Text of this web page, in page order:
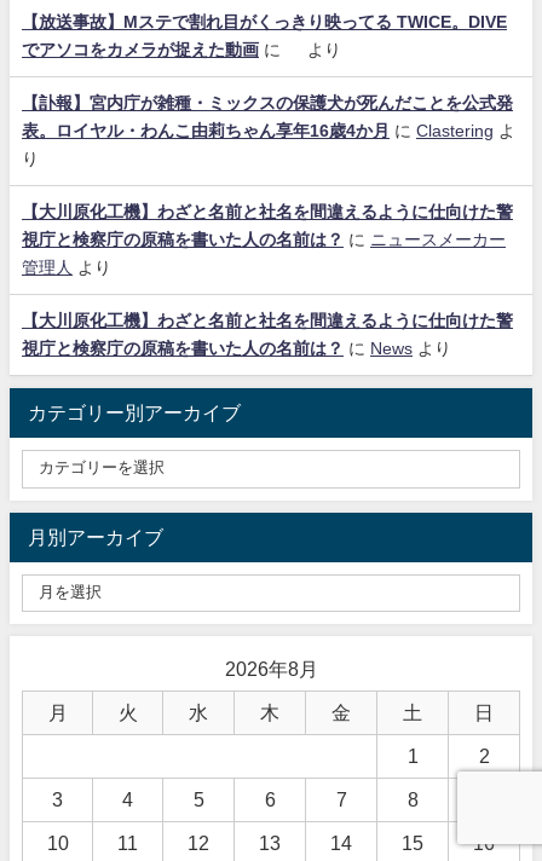
【放送事故】Mステで割れ目がくっきり映ってる TWICE。DIVE
でアソコをカメラが捉えた動画 に より
【訃報】宮内庁が雑種・ミックスの保護犬が死んだことを公式発
表。ロイヤル・わんこ由莉ちゃん享年16歳4か月
に Clastering よ
り
【大川原化工機】わざと名前と社名を間違えるように仕向けた警
視庁と検察庁の原稿を書いた人の名前は？ に ニュースメーカー
管理人
より
【大川原化工機】わざと名前と社名を間違えるように仕向けた警
視庁と検察庁の原稿を書いた人の名前は？ に News より
カテゴリー別アーカイブ
月別アーカイブ
2026年8月
月 火 水 木 金 土 日
1 2
3 4 5 6 7 8
10 11 12 13 14 15 16